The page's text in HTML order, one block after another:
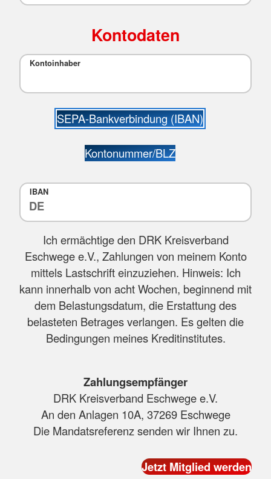
Kontodaten
Kontoinhaber
SEPA-Bankverbindung (IBAN)
Kontonummer/BLZ
IBAN
Ich ermächtige den DRK Kreisverband
Eschwege e.V., Zahlungen von meinem Konto
mittels Lastschrift einzuziehen. Hinweis: Ich
kann innerhalb von acht Wochen, beginnend mit
dem Belastungsdatum, die Erstattung des
belasteten Betrages verlangen. Es gelten die
Bedingungen meines Kreditinstitutes.
Zahlungsempfänger
DRK Kreisverband Eschwege e.V.
An den Anlagen 10A, 37269 Eschwege
Die Mandatsreferenz senden wir Ihnen zu.